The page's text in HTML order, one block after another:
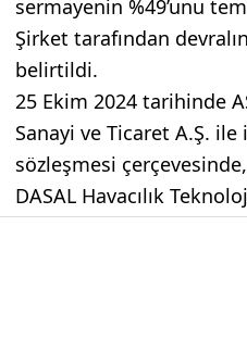
sermayenin %49’unu
Şirket tarafından
belirtildi.
25 Ekim 2024 tarihinde
Sanayi ve Ticaret A.Ş.
sözleşmesi
DASAL Havacılık